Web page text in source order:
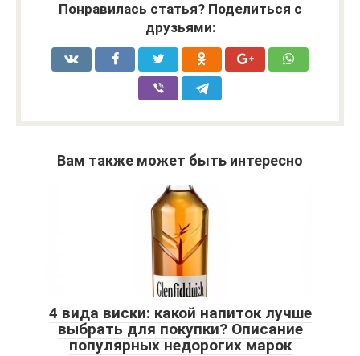
Понравилась статья? Поделиться с
друзьями:
Вам также может быть интересно
4 вида виски: какой напиток лучше
выбрать для покупки? Описание
популярных недорогих марок